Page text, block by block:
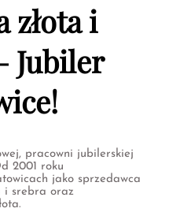
złota i
Jubiler
pracowni jubilerskiej
2001 roku
jako sprzedawca
i srebra oraz